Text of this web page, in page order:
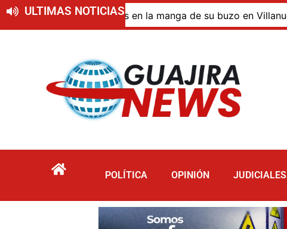
ULTIMAS NOTICIAS
de bazuco ocultos en la manga de su buzo en Villanueva
POLÍTICA OPINIÓN JUDICIALES